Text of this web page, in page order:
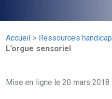
Accueil > Ressources handicap
L’orgue sensoriel
Mise en ligne le 20 mars 2018